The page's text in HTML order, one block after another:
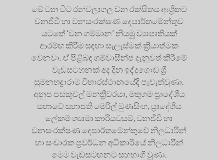
මේ වන විට රන්වලාගල වන රක්ෂිතය ආශ්‍රිතව
වනජීවී හා වනසංරක්ෂණ දෙපාර්තමේන්තුව
යටතේ ‘වන ගම්මාන’ නියමු ව්‍යාපෘතියක්
ආරම්භ කිරීම සඳහා සැලැස්මක් ක්‍රියාත්මක
වෙනවා. ඒ පිළිබඳ ගම්වාසීන්ජ දැනුවත් කිරීමේ
වැඩසටහනක් අද දින ඉද්දගොඩ ශ්‍රී
සුමනභද්‍රාරාම විහාරස්ථානයේදී පැවැත්වුණා.
අනුප පස්කුවල් මන්ත්‍රීවරයා, මතුගම ප්‍රාදේශීය
සභාවේ සභාපති මෙරිල් මුණසිංහ, ප්‍රාදේශීය
ලේකම් ශ්‍යාමා කාරියවසම්, වනජීවී හා
වනසංරක්ෂණ දෙපාර්තමේන්තුවේ නිලධාරින්
හා සංචාරක ප්‍රවර්ධන අධිකාරියේ නිලධාරීන්
මෙම වැඩසටහනට සහභාගී වුණා.